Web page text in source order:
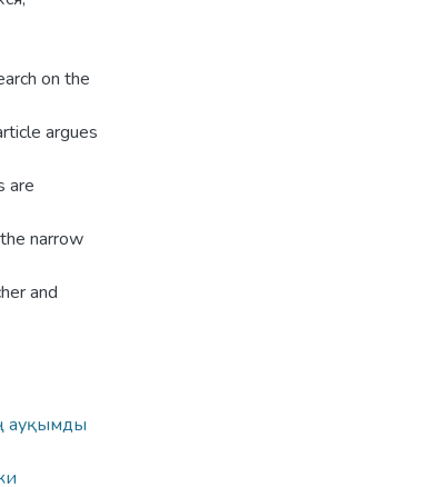
on the
argues
are
narrow
and
ауқымды